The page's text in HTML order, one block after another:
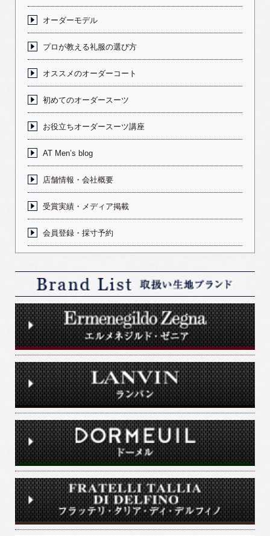
オーダーモデル
プロが教える礼服の選び方
オススメのオーダーコート
初めてのオーダースーツ
お役立ちオーダースーツ講座
AT Men’s blog
店舗情報・会社概要
受賞実績・メディア掲載
会員登録・採寸予約